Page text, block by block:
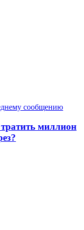
миллион